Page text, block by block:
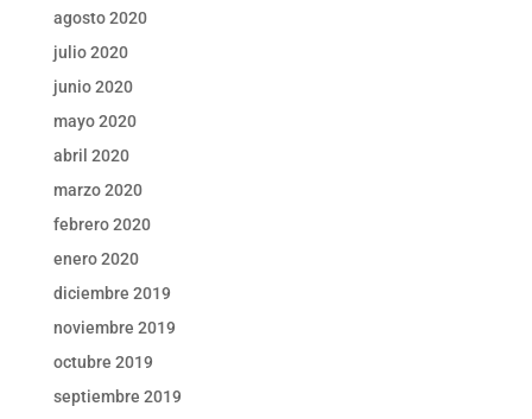
agosto 2020
julio 2020
junio 2020
mayo 2020
abril 2020
marzo 2020
febrero 2020
enero 2020
diciembre 2019
noviembre 2019
octubre 2019
septiembre 2019